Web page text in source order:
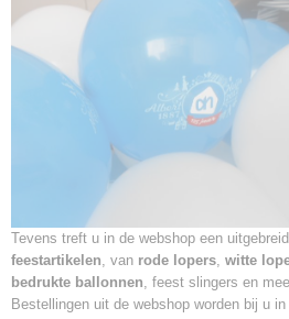
Tevens treft u in de webshop een
feestartikelen, van rode lopers, witte
bedrukte ballonnen, feest slingers en
Bestellingen uit de webshop worden bij u